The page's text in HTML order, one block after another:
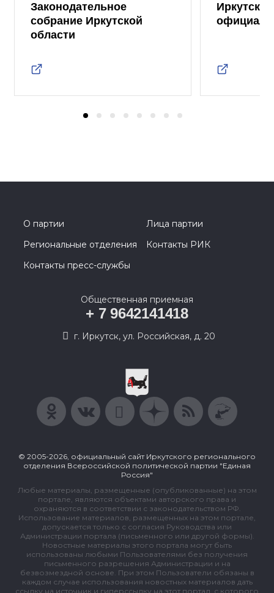
Законодательное
собрание Иркутской
области
О партии
Лица партии
Региональные отделения
Контакты РИК
Контакты пресс-службы
Общественная приемная
+ 7 9642141418
г. Иркутск, ул. Российская, д. 20
© 2005-2026, официальный сайт Иркутского регионального
отделения Всероссийской политической партии "Единая
Россия"
Любые материалы, размещенные (опубликованные) на этом
портале, являются объектами авторского права и
охраняются в соответствии с законодательством РФ.
Использование материалов, размещенных на этом портале,
допускается только с согласия Руководства или
Администрации портала (письменного или другой формы).
Новостные материалы этого портала могут быть
использованы любыми Пользователями без получения
письменного разрешения Администрации и на
безвозмездной основе. При этом Пользователи обязаны в
каждом случае использования новостных материалов дать
ссылку на источник и гиперссылку на этот портал, с которого